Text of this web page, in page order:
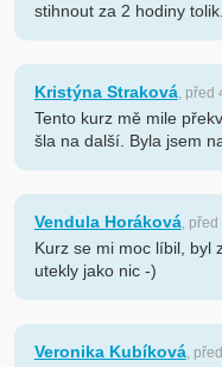
stihnout za 2 hodiny tolik.
Kristýna Straková, před
Tento kurz mě mile
šla na další. Byla jsem
Vendula Horáková, před
Kurz se mi moc líbil, byl
utekly jako nic -)
Veronika Kubíková,